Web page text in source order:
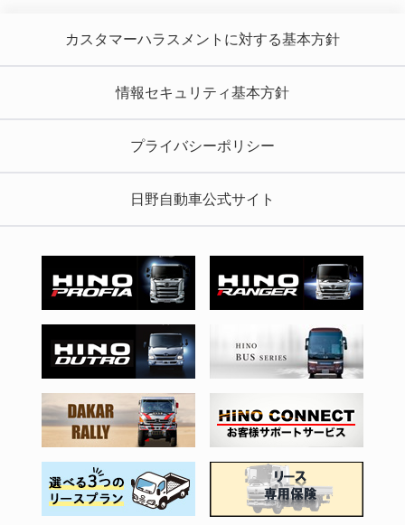
カスタマーハラスメントに対する基本方針
情報セキュリティ基本方針
プライバシーポリシー
日野自動車公式サイト